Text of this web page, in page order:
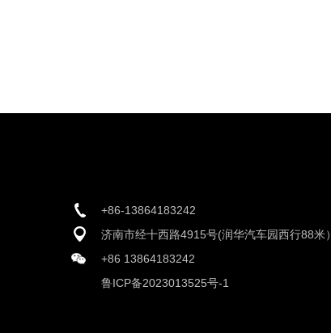
+86-13864183242
济南市经十西路4915号(润华汽车园西行88米）
+86 13864183242
鲁ICP备2023013525号-1